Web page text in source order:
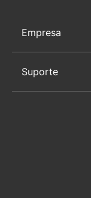
Empresa
Suporte